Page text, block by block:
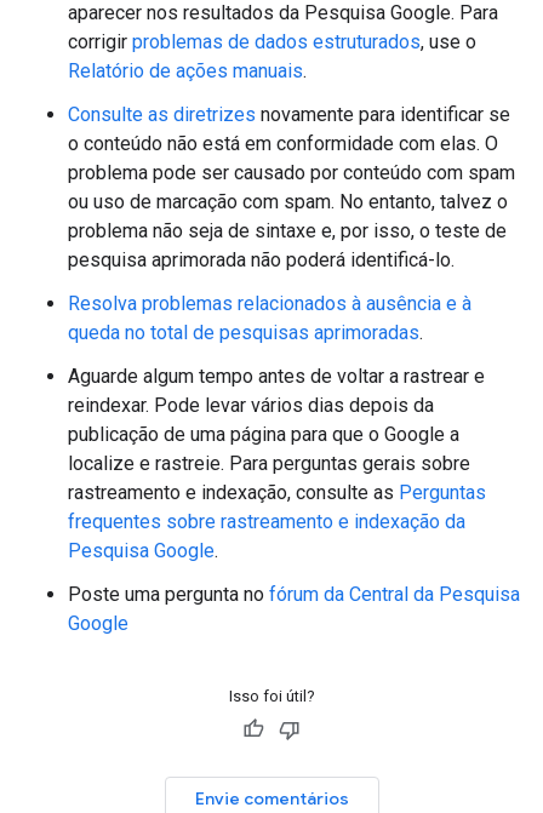
aparecer nos resultados da Pesquisa Google. Para
corrigir problemas de dados estruturados, use o
Relatório de ações manuais.
Consulte as diretrizes novamente para identificar se
o conteúdo não está em conformidade com elas. O
problema pode ser causado por conteúdo com spam
ou uso de marcação com spam. No entanto, talvez o
problema não seja de sintaxe e, por isso, o teste de
pesquisa aprimorada não poderá identificá-lo.
Resolva problemas relacionados à ausência e à
queda no total de pesquisas aprimoradas.
Aguarde algum tempo antes de voltar a rastrear e
reindexar. Pode levar vários dias depois da
publicação de uma página para que o Google a
localize e rastreie. Para perguntas gerais sobre
rastreamento e indexação, consulte as Perguntas
frequentes sobre rastreamento e indexação da
Pesquisa Google.
Poste uma pergunta no fórum da Central da Pesquisa
Google
Isso foi útil?
Envie comentários